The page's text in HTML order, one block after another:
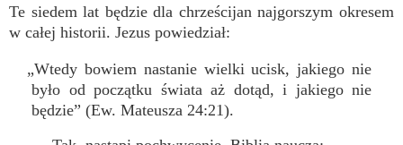
Te siedem lat będzie dla chrześcijan najgorszym okresem
w całej historii. Jezus powiedział:
„Wtedy bowiem nastanie wielki ucisk, jakiego nie
było od początku świata aż dotąd, i jakiego nie
będzie” (Ew. Mateusza 24:21).